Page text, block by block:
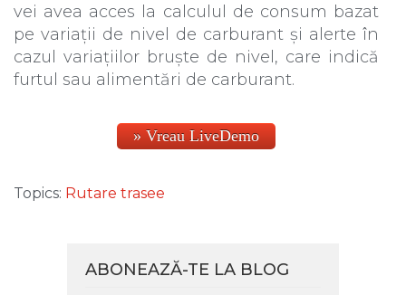
vei avea acces la calculul de consum bazat
pe variații de nivel de carburant și alerte în
cazul variațiilor bruște de nivel, care indică
furtul sau alimentări de carburant.
» Vreau LiveDemo
Topics: Rutare trasee
ABONEAZĂ-TE LA BLOG